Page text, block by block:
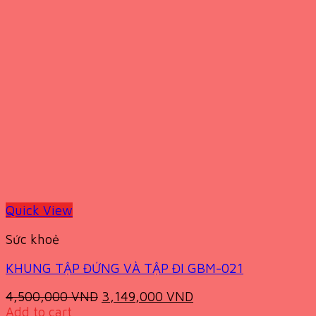
Quick View
Sức khoẻ
KHUNG TẬP ĐỨNG VÀ TẬP ĐI GBM-021
4,500,000VND Original
3,149,000 VND
Add to cart